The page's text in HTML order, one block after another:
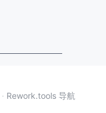
· Rework.tools 导航